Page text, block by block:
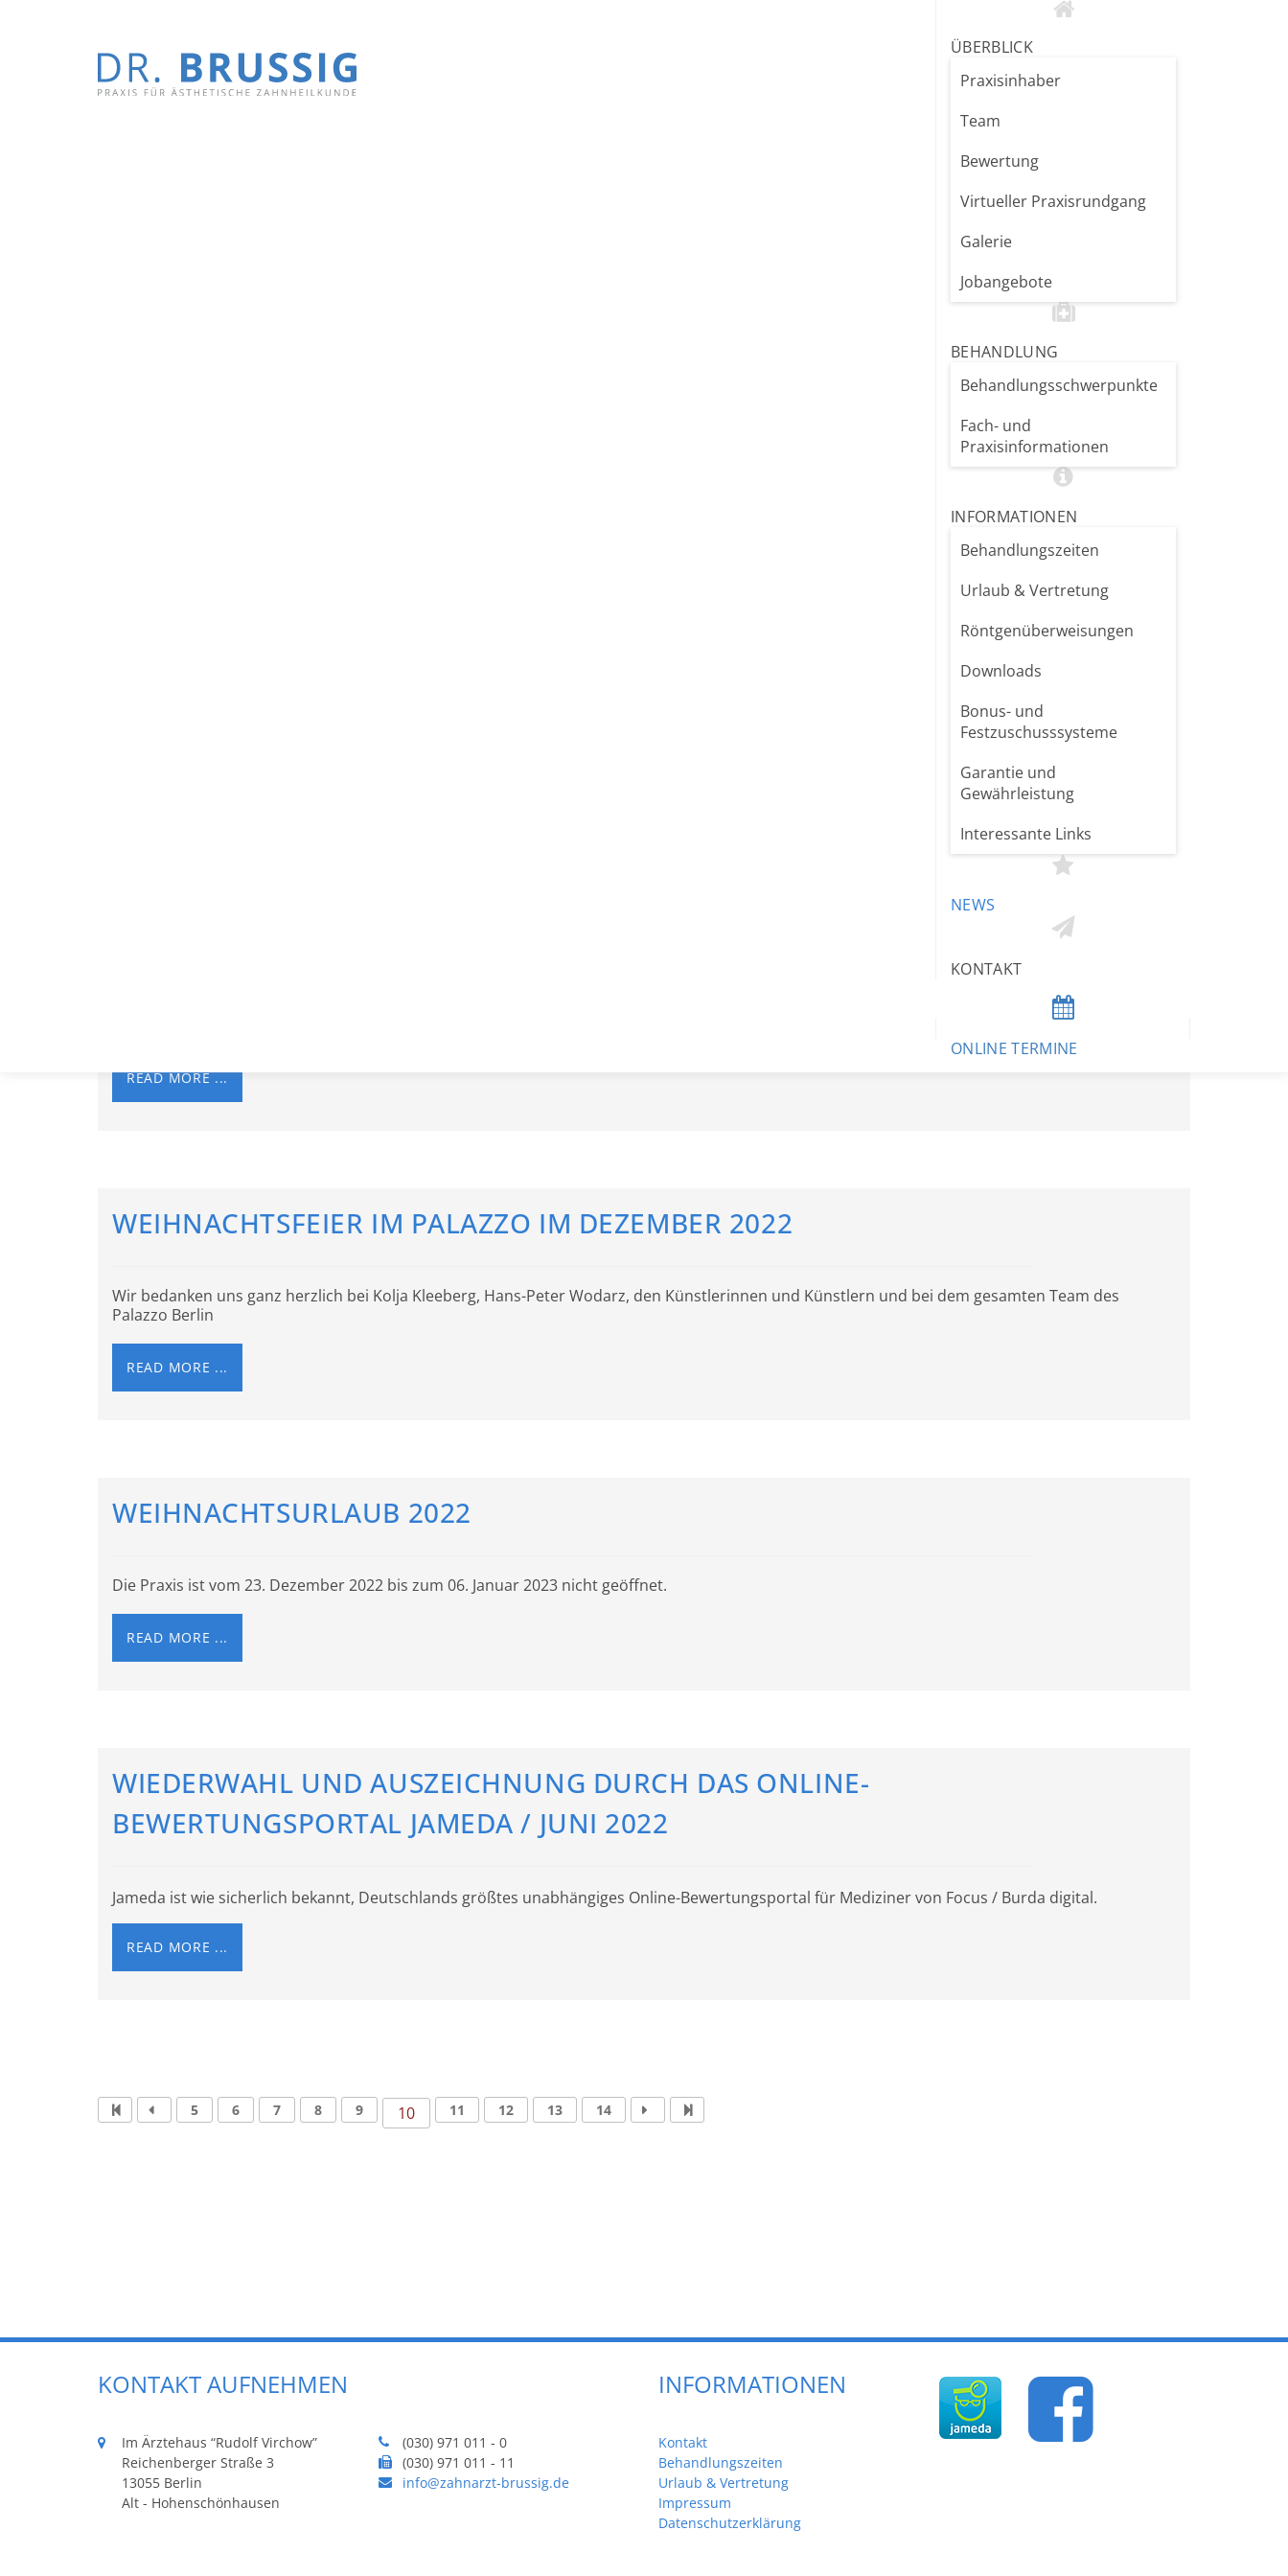
ÜBERBLICK
Praxisinhaber
Team
Bewertung
Virtueller Praxisrundgang
Galerie
Jobangebote
BEHANDLUNG
Behandlungsschwerpunkte
Fach- und
Praxisinformationen
INFORMATIONEN
Behandlungszeiten
Urlaub & Vertretung
Röntgenüberweisungen
Downloads
Bonus- und
Festzuschusssysteme
Garantie und
Gewährleistung
Interessante Links
NEWS
KONTAKT
ONLINE TERMINE
FACEBOOK
Wir wünschen unseren Patientinnen und Patienten ein glückliches und gesundes sowie ein friedliches NEUES JAHR und viel Energie, Freude und
READ MORE ...
WEIHNACHTSFEIER IM PALAZZO IM DEZEMBER 2022
Wir bedanken uns ganz herzlich bei Kolja Kleeberg, Hans-Peter Wodarz, den Künstlerinnen und Künstlern und bei dem gesamten Team des
Palazzo Berlin
READ MORE ...
WEIHNACHTSURLAUB 2022
Die Praxis ist vom 23. Dezember 2022 bis zum 06. Januar 2023 nicht geöffnet.
READ MORE ...
WIEDERWAHL UND AUSZEICHNUNG DURCH DAS ONLINE-
BEWERTUNGSPORTAL JAMEDA / JUNI 2022
Jameda ist wie sicherlich bekannt, Deutschlands größtes unabhängiges Online-Bewertungsportal für Mediziner von Focus / Burda digital.
READ MORE ...
5 6 7 8 9 10 11 12 13 14
KONTAKT AUFNEHMEN
Im Ärztehaus “Rudolf Virchow”
Reichenberger Straße 3
13055 Berlin
Alt - Hohenschönhausen
(030) 971 011 - 0
(030) 971 011 - 11
info@zahnarzt-brussig.de
INFORMATIONEN
Kontakt
Behandlungszeiten
Urlaub & Vertretung
Impressum
Datenschutzerklärung